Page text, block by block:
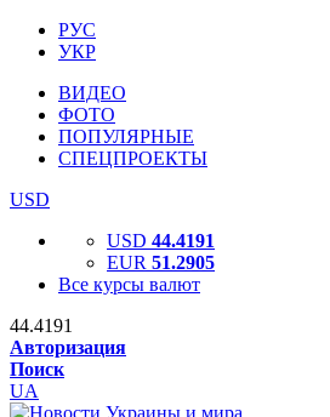
РУС
УКР
ВИДЕО
ФОТО
ПОПУЛЯРНЫЕ
СПЕЦПРОЕКТЫ
USD
USD 44.4191
EUR 51.2905
Все курсы валют
44.4191
Авторизация
Поиск
UA